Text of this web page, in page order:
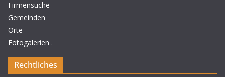
Firmensuche
Gemeinden
Orte
Fotogalerien .
Rechtliches